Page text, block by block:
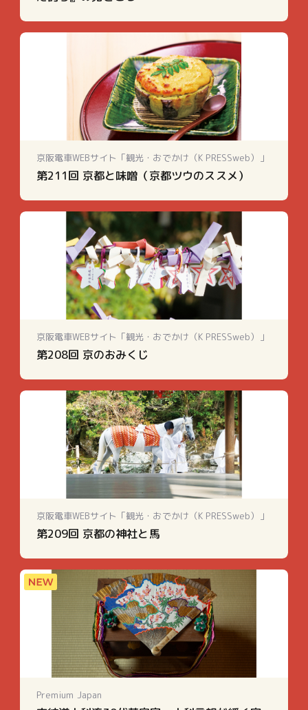
京阪電車WEBサイト「観光・おでかけ（K PRESSweb）」
第211回 京都と味噌（京都ツウのススメ）
京阪電車WEBサイト「観光・おでかけ（K PRESSweb）」
第208回 京のおみくじ
京阪電車WEBサイト「観光・おでかけ（K PRESSweb）」
第209回 京都の神社と馬
Premium Japan